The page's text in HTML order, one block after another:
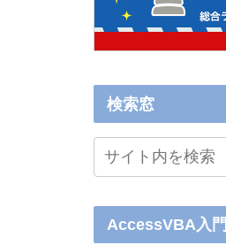
検索窓
AccessVBA入門